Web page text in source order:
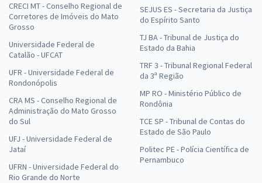
CRECI MT - Conselho Regional de
Corretores de Imóveis do Mato
Grosso
Universidade Federal de
Catalão - UFCAT
UFR - Universidade Federal de
Rondonópolis
CRA MS - Conselho Regional de
Administração do Mato Grosso
do Sul
UFJ - Universidade Federal de
Jataí
UFRN - Universidade Federal do
Rio Grande do Norte
SEJUS ES - Secretaria da Justiça
do Espírito Santo
TJ BA - Tribunal de Justiça do
Estado da Bahia
TRF 3 - Tribunal Regional Federal
da 3ª Região
MP RO - Ministério Público de
Rondônia
TCE SP - Tribunal de Contas do
Estado de São Paulo
Politec PE - Polícia Científica de
Pernambuco